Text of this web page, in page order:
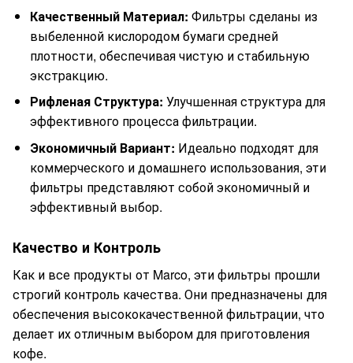
Качественный Материал: Фильтры сделаны из
выбеленной кислородом бумаги средней
плотности, обеспечивая чистую и стабильную
экстракцию.
Рифленая Структура: Улучшенная структура для
эффективного процесса фильтрации.
Экономичный Вариант: Идеально подходят для
коммерческого и домашнего использования, эти
фильтры представляют собой экономичный и
эффективный выбор.
Качество и Контроль
Как и все продукты от Marco, эти фильтры прошли
строгий контроль качества. Они предназначены для
обеспечения высококачественной фильтрации, что
делает их отличным выбором для приготовления
кофе.